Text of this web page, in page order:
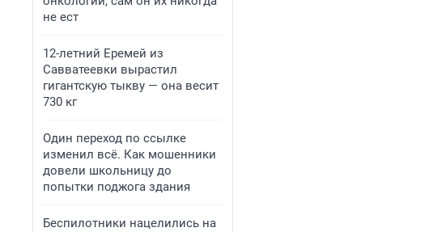
не ест
12-летний Еремей из
Савватеевки вырастил
гигантскую тыкву — она весит
730 кг
Один переход по ссылке
изменил всё. Как мошенники
довели школьницу до
попытки поджога здания
Беспилотники нацелились на